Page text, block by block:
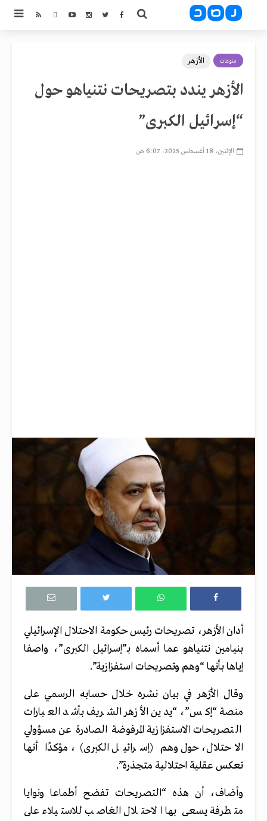
منوعات الأزهر
الأزهر يندد بتصريحات نتنياهو حول
“إسرائيل الكبرى”
الإثنين، 18 أغسطس 2025، 6:07 ص
أدان الأزهر، تصريحات رئيس حكومة الاحتلال الإسرائيلي
بنيامين نتنياهو عما أسماه بـ”إسرائيل الكبرى”، واصفا
إياها بأنها “وهم وتصريحات استفزازية”.
وقال الأزهر في بيان نشره خلال حسابه الرسمي على
منصة “إكس”، “يدين الأزهر الشريف بأشد العبارات
التصريحات الاستفزازية المرفوضة الصادرة عن مسؤولي
الاحتلال، حول وهم (إسرائيل الكبرى)، مؤكدًا أنها
تعكس عقلية احتلالية متجذرة”.
وأضاف، أن هذه “التصريحات تفضح أطماعا ونوايا
متطرفة يسعى بها الاحتلال الغاصب للاستيلاء على